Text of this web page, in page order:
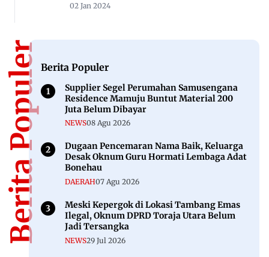
02 Jan 2024
Berita PopulerBerita Populer
Supplier Segel Perumahan Samusengana
Residence Mamuju Buntut Material 200
Juta Belum Dibayar
NEWS08 Agu 2026
Dugaan Pencemaran Nama Baik, Keluarga
Desak Oknum Guru Hormati Lembaga Adat
Bonehau
DAERAH07 Agu 2026
Meski Kepergok di Lokasi Tambang Emas
Ilegal, Oknum DPRD Toraja Utara Belum
Jadi Tersangka
NEWS29 Jul 2026